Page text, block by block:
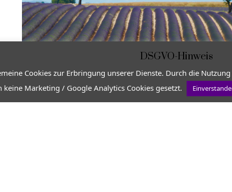
DSGVO-Hinweis
Cookies zur Erbringung unserer Dienste. Durch die
keine Marketing / Google Analytics Cookies gesetzt.